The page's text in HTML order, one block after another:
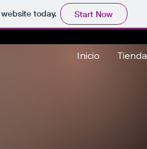
today. Start Now
Inicio Tienda